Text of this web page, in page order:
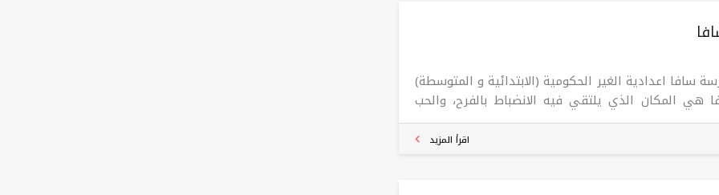
سافا اعدادية الغير الحکومية (الابتدائیة و المتوسطة)
هي المكان الذي يلتقي فيه الانضباط بالفرح، والحب
والأمل بالإنجاز. هذا هو بناء الشخصية، وهذا هو
اقرأ المزيد